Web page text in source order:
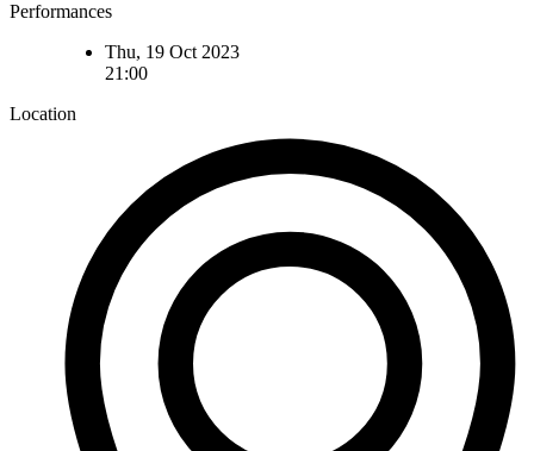
Performances
Thu, 19 Oct 2023
21:00
Location